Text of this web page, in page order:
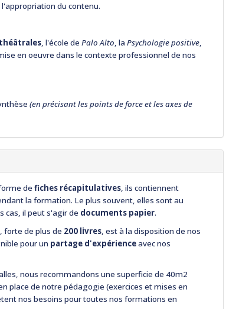
du contenu.
, l'école dePalo Alto, laPsychologie positive,
en oeuvre dans le contexte professionnel de nos
(en précisant les points de force et les axes de
defiches récapitulatives, ils contiennent
la formation. Le plus souvent, elles sont au
cas, il peut s'agir de documents papier.
forte de plus de 200 livres, est à la disposition de nos
pour un partage d'expérienceavec nos
nous recommandons une superficie de 40m2
place de notre pédagogie (exercices et mises en
nos besoins pour toutes nos formations en